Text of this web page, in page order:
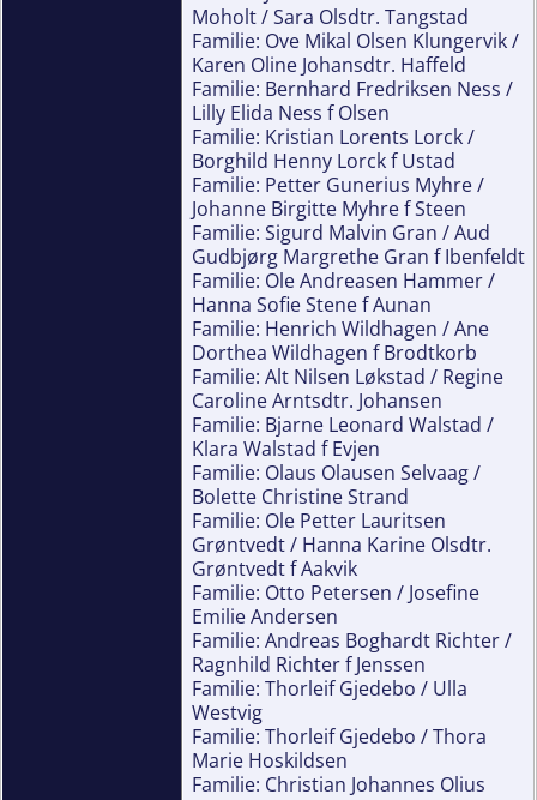
Moholt / Sara Olsdtr. Tangstad
Familie: Ove Mikal Olsen Klungervik /
Karen Oline Johansdtr. Haffeld
Familie: Bernhard Fredriksen Ness /
Lilly Elida Ness f Olsen
Familie: Kristian Lorents Lorck /
Borghild Henny Lorck f Ustad
Familie: Petter Gunerius Myhre /
Johanne Birgitte Myhre f Steen
Familie: Sigurd Malvin Gran / Aud
Gudbjørg Margrethe Gran f Ibenfeldt
Familie: Ole Andreasen Hammer /
Hanna Sofie Stene f Aunan
Familie: Henrich Wildhagen / Ane
Dorthea Wildhagen f Brodtkorb
Familie: Alt Nilsen Løkstad / Regine
Caroline Arntsdtr. Johansen
Familie: Bjarne Leonard Walstad /
Klara Walstad f Evjen
Familie: Olaus Olausen Selvaag /
Bolette Christine Strand
Familie: Ole Petter Lauritsen
Grøntvedt / Hanna Karine Olsdtr.
Grøntvedt f Aakvik
Familie: Otto Petersen / Josefine
Emilie Andersen
Familie: Andreas Boghardt Richter /
Ragnhild Richter f Jenssen
Familie: Thorleif Gjedebo / Ulla
Westvig
Familie: Thorleif Gjedebo / Thora
Marie Hoskildsen
Familie: Christian Johannes Olius